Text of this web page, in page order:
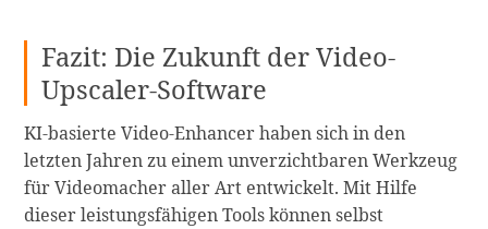
Fazit: Die Zukunft der Video-
Upscaler-Software
KI-basierte Video-Enhancer haben sich in den
letzten Jahren zu einem unverzichtbaren Werkzeug
für Videomacher aller Art entwickelt. Mit Hilfe
dieser leistungsfähigen Tools können selbst